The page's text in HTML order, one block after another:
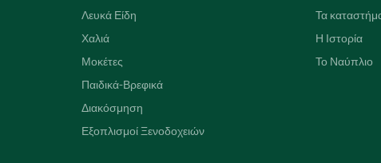
Λευκά Είδη
Χαλιά
Μοκέτες
Παιδικά-Βρεφικά
Διακόσμηση
Εξοπλισμοί Ξενοδοχειών
Τα
Η Ιστορία
Το Ναύπλιο